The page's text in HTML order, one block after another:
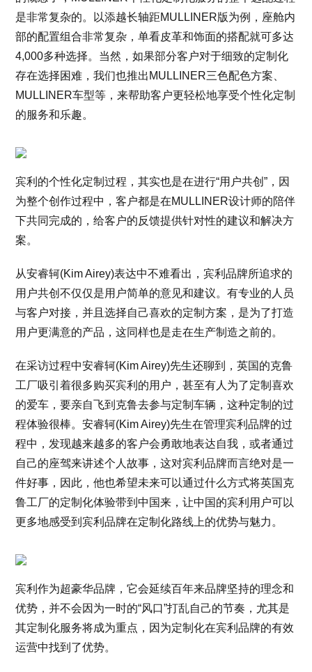
是非常复杂的。以添越长轴距MULLINER版为例，座舱内
部的配置组合非常复杂，单看皮革和饰面的搭配就可多达
4,000多种选择。当然，如果部分客户对于细致的定制化
存在选择困难，我们也推出MULLINER三色配色方案、
MULLINER车型等，来帮助客户更轻松地享受个性化定制
的服务和乐趣。
宾利的个性化定制过程，其实也是在进行“用户共创”，因
为整个创作过程中，客户都是在MULLINER设计师的陪伴
下共同完成的，给客户的反馈提供针对性的建议和解决方
案。
从安睿轲(Kim Airey)表达中不难看出，宾利品牌所追求的
用户共创不仅仅是用户简单的意见和建议。有专业的人员
与客户对接，并且选择自己喜欢的定制方案，是为了打造
用户更满意的产品，这同样也是走在生产制造之前的。
在采访过程中安睿轲(Kim Airey)先生还聊到，英国的克鲁
工厂吸引着很多购买宾利的用户，甚至有人为了定制喜欢
的爱车，要亲自飞到克鲁去参与定制车辆，这种定制的过
程体验很棒。安睿轲(Kim Airey)先生在管理宾利品牌的过
程中，发现越来越多的客户会勇敢地表达自我，或者通过
自己的座驾来讲述个人故事，这对宾利品牌而言绝对是一
件好事，因此，他也希望未来可以通过什么方式将英国克
鲁工厂的定制化体验带到中国来，让中国的宾利用户可以
更多地感受到宾利品牌在定制化路线上的优势与魅力。
宾利作为超豪华品牌，它会延续百年来品牌坚持的理念和
优势，并不会因为一时的“风口”打乱自己的节奏，尤其是
其定制化服务将成为重点，因为定制化在宾利品牌的有效
运营中找到了优势。